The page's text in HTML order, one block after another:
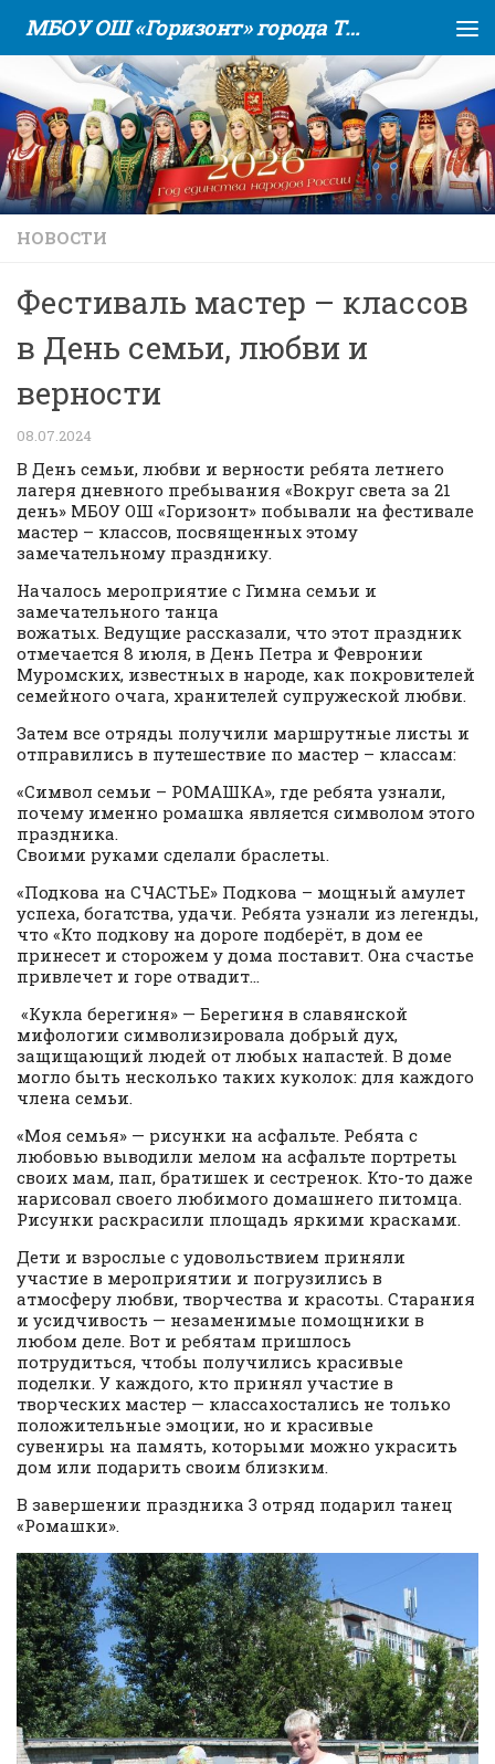
Skip to content МБОУ ОШ «Горизонт» города Тюмени
НОВОСТИ
Фестиваль мастер – классов
в День семьи, любви и
верности
08.07.2024
В День семьи, любви и верности ребята летнего
лагеря дневного пребывания «Вокруг света за 21
день» МБОУ ОШ «Горизонт» побывали на фестивале
мастер – классов, посвященных этому
замечательному празднику.
Началось мероприятие с Гимна семьи и
замечательного танца
вожатых. Ведущие рассказали, что этот праздник
отмечается 8 июля, в День Петра и Февронии
Муромских, известных в народе, как покровителей
семейного очага, хранителей супружеской любви.
Затем все отряды получили маршрутные листы и
отправились в путешествие по мастер – классам:
«Символ семьи – РОМАШКА», где ребята узнали,
почему именно ромашка является символом этого
праздника.
Своими руками сделали браслеты.
«Подкова на СЧАСТЬЕ» Подкова – мощный амулет
успеха, богатства, удачи. Ребята узнали из легенды,
что «Кто подкову на дороге подберёт, в дом ее
принесет и сторожем у дома поставит. Она счастье
привлечет и горе отвадит…
«Кукла берегиня» — Берегиня в славянской
мифологии символизировала добрый дух,
защищающий людей от любых напастей. В доме
могло быть несколько таких куколок: для каждого
члена семьи.
«Моя семья» — рисунки на асфальте. Ребята с
любовью выводили мелом на асфальте портреты
своих мам, пап, братишек и сестренок. Кто-то даже
нарисовал своего любимого домашнего питомца.
Рисунки раскрасили площадь яркими красками.
Дети и взрослые с удовольствием приняли
участие в мероприятии и погрузились в
атмосферу любви, творчества и красоты. Старания
и усидчивость — незаменимые помощники в
любом деле. Вот и ребятам пришлось
потрудиться, чтобы получились красивые
поделки. У каждого, кто принял участие в
творческих мастер — классахостались не только
положительные эмоции, но и красивые
сувениры на память, которыми можно украсить
дом или подарить своим близким.
В завершении праздника 3 отряд подарил танец
«Ромашки».